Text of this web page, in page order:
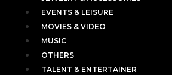
EVENTS & LEISURE
MOVIES & VIDEO
MUSIC
OTHERS
TALENT & ENTERTAINER